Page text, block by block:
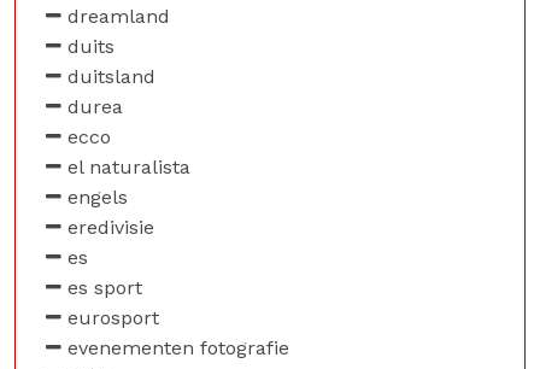
dreamland
duits
duitsland
durea
ecco
el naturalista
engels
eredivisie
es
es sport
eurosport
evenementen fotografie